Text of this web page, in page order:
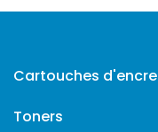
Cartouches d'encre
Toners